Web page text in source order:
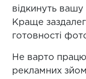
відкинуть
Краще
готовності
Не варто
рекламних